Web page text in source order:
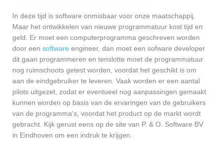
In deze tijd is software onmisbaar voor onze maatschappij.
Maar het ontwikkelen van nieuwe programmatuur kost tijd en
geld. Er moet een computerprogramma geschreven worden
door een software engineer, dan moet een sofware developer
dit gaan programmeren en tenslotte moet de programmatuur
nog ruimschoots getest worden, voordat het geschikt is om
aan de eindgebruiker te leveren. Vaak worden er een aantal
pilots uitgezet, zodat er eventueel nog aanpassingen gemaakt
kunnen worden op basis van de ervaringen van de gebruikers
van de programma’s, voordat het product op de markt wordt
gebracht. Kijk gerust eens op de site van P. & O. Software BV
in Eindhoven om een indruk te krijgen.